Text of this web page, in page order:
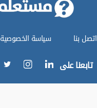
اتصل بنا سياسة الخصوصية
تابعنا على